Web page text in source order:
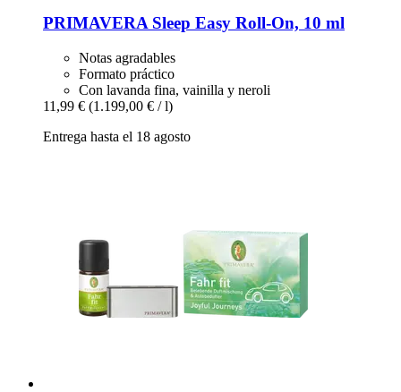
PRIMAVERA Sleep Easy Roll-​On, 10 ml
Notas agradables
Formato práctico
Con lavanda fina, vainilla y neroli
11,99 € (1.199,00 € / l)
Entrega hasta el 18 agosto